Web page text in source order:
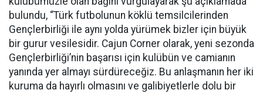
bulundu, “Türk futbolunun köklü temsilcilerinden
Gençlerbirliği ile aynı yolda yürümek bizler için büyük
bir gurur vesilesidir. Cajun Corner olarak, yeni sezonda
Gençlerbirliği’nin başarısı için kulübün ve camianın
yanında yer almayı sürdüreceğiz. Bu anlaşmanın her iki
kuruma da hayırlı olmasını ve galibiyetlerle dolu bir